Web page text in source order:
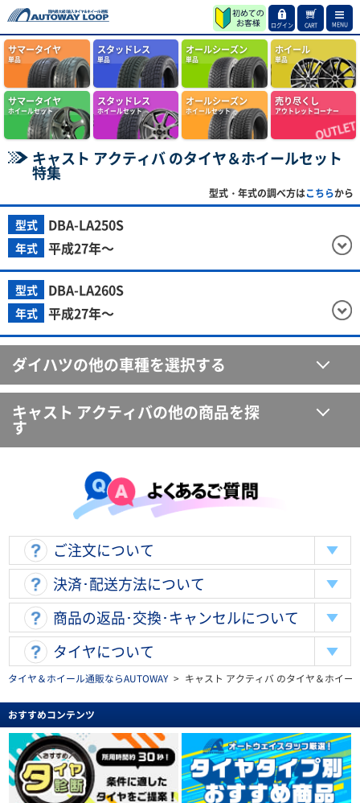
ログイン CART MENU
サマータイヤ
単品
スタッドレス
単品
オールシーズン
単品
ホイール
単品
サマータイヤ
ホイールセット
スタッドレス
ホイールセット
オールシーズン
ホイールセット
売り尽くし
アウトレットコーナー
キャスト アクティバ のタイヤ＆ホイールセット
特集
型式・年式の調べ方はこちらから
型式 DBA-LA250S
年式 平成27年～
型式 DBA-LA260S
年式 平成27年～
ダイハツの他の車種を選択する
キャスト アクティバの他の商品を探
す
ご注文について
決済･配送方法について
商品の返品･交換･キャンセルについて
タイヤについて
タイヤ＆ホイール通販ならAUTOWAY > キャスト アクティバ のタイヤ＆ホイー
おすすめコンテンツ